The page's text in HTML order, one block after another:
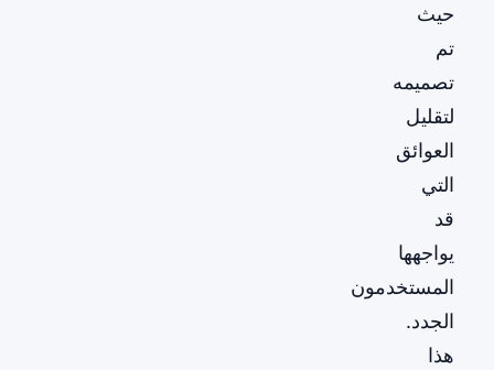
حيث
تم
تصميمه
لتقليل
العوائق
التي
قد
يواجهها
المستخدمون
الجدد.
هذا